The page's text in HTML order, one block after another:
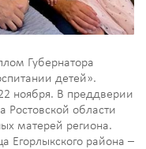
Губернатора
детей».
ноября. В преддверии
Ростовской области
матерей региона.
Егорлыкского района –